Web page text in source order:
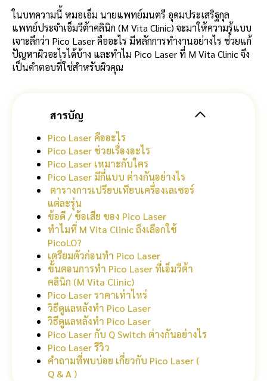
ในบทความนี้ หมอเอ็ม นายแพทย์มนตรี อุดมประเสริฐกุล
แพทย์ประจำเอ็มวีต้าคลินิก (M Vita Clinic) จะมาให้ความรู้แบบ
เจาะลึกว่า Pico Laser คืออะไร มีหลักการทำงานอย่างไร ช่วยแก้
ปัญหาผิวอะไรได้บ้าง และทำไม Pico Laser ที่ M Vita Clinic จึง
เป็นคำตอบที่ใช่สำหรับผิวคุณ
สารบัญ
Pico Laser คืออะไร
Pico Laser ช่วยเรื่องอะไร
Pico Laser เหมาะกับใคร
Pico Laser มีกี่แบบ ต่างกันอย่างไร
ตารางการเปรียบเทียบเครื่องเลเซอร์
แต่ละรุ่น
ข้อดี / ข้อเสีย ของ Pico Laser
ทำไมที่ M Vita Clinic ถึงเลือกใช้
PicoLO?
เตรียมตัวก่อนทำ Pico Laser
ขั้นตอนการทำ Pico Laser ที่เอ็มวีต้า
คลินิก (M Vita Clinic)
Pico Laser ราคาเท่าไหร่
วิธีดูแลหลังทำ Pico Laser
วิธีดูแลหลังทำ Pico Laser
Pico Laser กับ Q Switch ต่างกันอย่างไร
Pico Laser รีวิว
คำถามที่พบบ่อย เกี่ยวกับ Pico Laser (
Q & A )